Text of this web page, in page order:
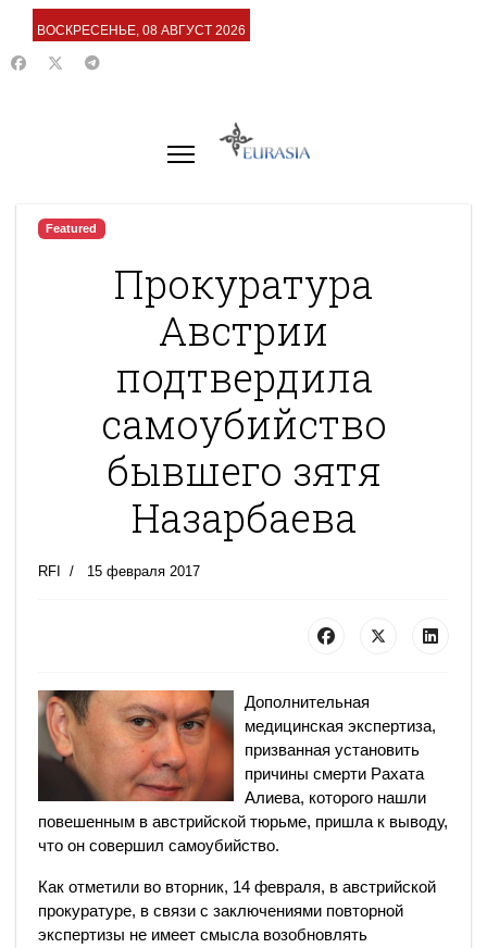
ВОСКРЕСЕНЬЕ, 08 АВГУСТ 2026
Featured
Прокуратура
Австрии
подтвердила
самоубийство
бывшего зятя
Назарбаева
RFI 15 февраля 2017
Дополнительная
медицинская экспертиза,
призванная установить
причины смерти Рахата
Алиева, которого нашли
повешенным в австрийской тюрьме, пришла к выводу,
что он совершил самоубийство.
Как отметили во вторник, 14 февраля, в австрийской
прокуратуре, в связи с заключениями повторной
экспертизы не имеет смысла возобновлять